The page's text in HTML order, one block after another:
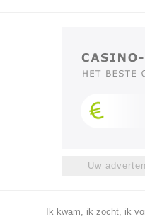
Uw
Ik kwam, ik zocht, ik